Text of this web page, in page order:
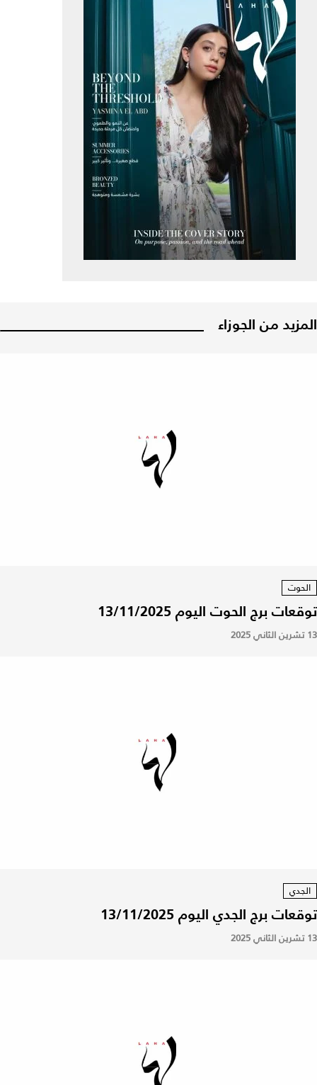
المزيد من الجوزاء
الحوت
توقعات برج الحوت اليوم 13/11/2025
13 تشرين الثاني 2025
الجدي
توقعات برج الجدي اليوم 13/11/2025
13 تشرين الثاني 2025